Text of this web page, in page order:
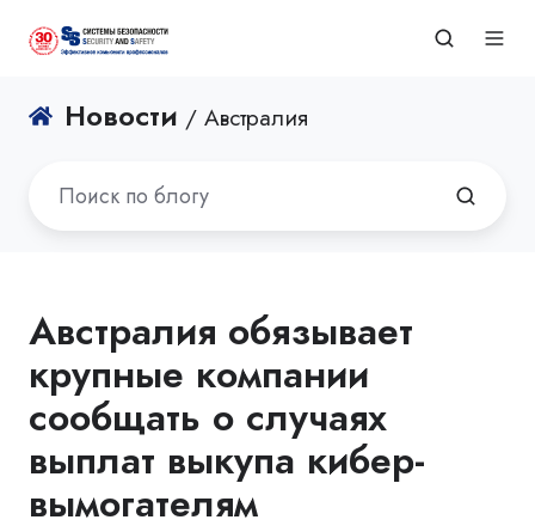
Новости / Австралия
Австралия обязывает
крупные компании
сообщать о случаях
выплат выкупа кибер-
вымогателям